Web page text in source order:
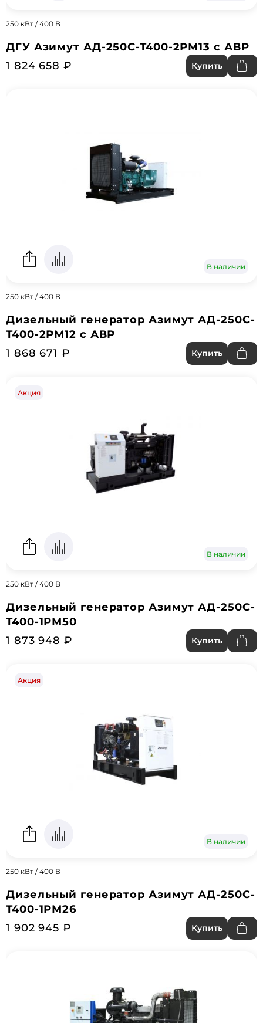
250 кВт / 400 В
ДГУ Азимут АД-250С-Т400-2РМ13 с АВР
1 824 658 ₽
Купить
В наличии
250 кВт / 400 В
Дизельный генератор Азимут АД-250С-
Т400-2РМ12 с АВР
1 868 671 ₽
Купить
Акция
В наличии
250 кВт / 400 В
Дизельный генератор Азимут АД-250С-
Т400-1РМ50
1 873 948 ₽
Купить
Акция
В наличии
250 кВт / 400 В
Дизельный генератор Азимут АД-250С-
Т400-1РМ26
1 902 945 ₽
Купить